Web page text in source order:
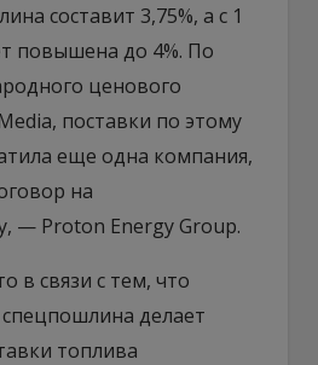
составит 3,75%, а с 1
повышена до 4%. По
ценового
поставки по этому
еще одна компания,
на
— Proton Energy Group.
в связи с тем, что
делает
топлива